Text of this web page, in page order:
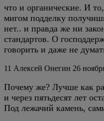
что и органические. И
мигом подделку
нет.. и правда же ни
стандартов. О
говорить и даже не
11 Алексей Онегин 26
Почему же? Лучше как
и через пятьдесят лет
Под лежачий камень,